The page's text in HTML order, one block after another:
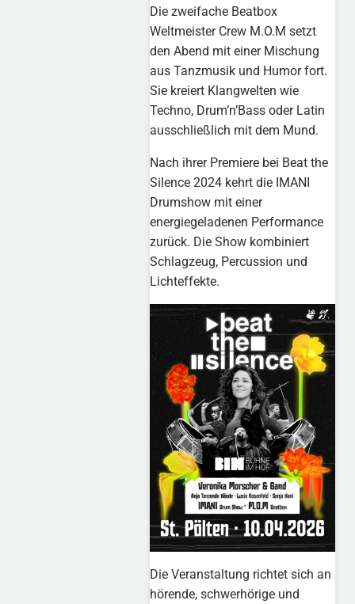
Die zweifache Beatbox
Weltmeister Crew M.O.M setzt
den Abend mit einer Mischung
aus Tanzmusik und Humor fort.
Sie kreiert Klangwelten wie
Techno, Drum’n’Bass oder Latin
ausschließlich mit dem Mund.
Nach ihrer Premiere bei Beat the
Silence 2024 kehrt die IMANI
Drumshow mit einer
energiegeladenen Performance
zurück. Die Show kombiniert
Schlagzeug, Percussion und
Lichteffekte.
Die Veranstaltung richtet sich an
hörende, schwerhörige und